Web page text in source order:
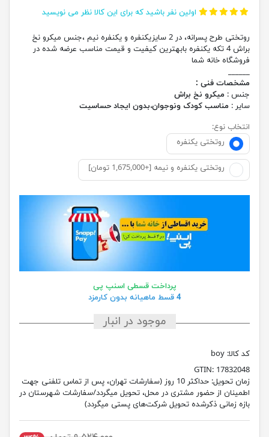
اولین نفر باشید که برای این کالا نظر می نویسید
روتختی طرح پسرانه، در 2 سایزیکنفره و یکنفره نیم ،جنس میکرو نخ
براش 4 تکه یکنفره بابهترین کیفیت و قیمت مناسب عرضه شده در
فروشگاه خانه شما
______
مشخصات فنی :
جنس : میکرو نخ براش
سایر : مناسب کودک ونوجوان،بدون ایجاد حساسیت
انتخاب نوع:
روتختی یکنفره
روتختی یکنفره و نیمه [+1,675,000 تومان]
پرداخت قسطی اسنپ پی
4 قسط ماهیانه بدون کارمزد
موجود در انبار
کد کالا: boy
GTIN: 17832048
زمان تحویل:
حداکثر 10 روز (سفارشات تهران، پس از تماس تلفنی جهت
اطمینان از حضور مشتری در محل، تحویل میگردد/سفارشات شهرستان در
بازه زمانی ذکرشده تحویل شرکت‌های پستی میگردد)